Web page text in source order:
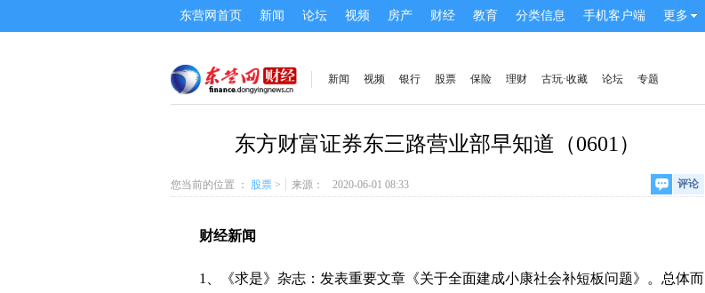
东营网首页 新闻 论坛 视频 房产 财经 教育 分类信息 手机客户端 更多
新闻 视频 银行 股票 保险 理财 古玩·收藏 论坛 专题
东方财富证券东三路营业部早知道（0601）
您当前的位置 ： 股票 > 来源： 2020-06-01 08:33 评论
财经新闻
1、《求是》杂志：发表重要文章《关于全面建成小康社会补短板问题》。总体而